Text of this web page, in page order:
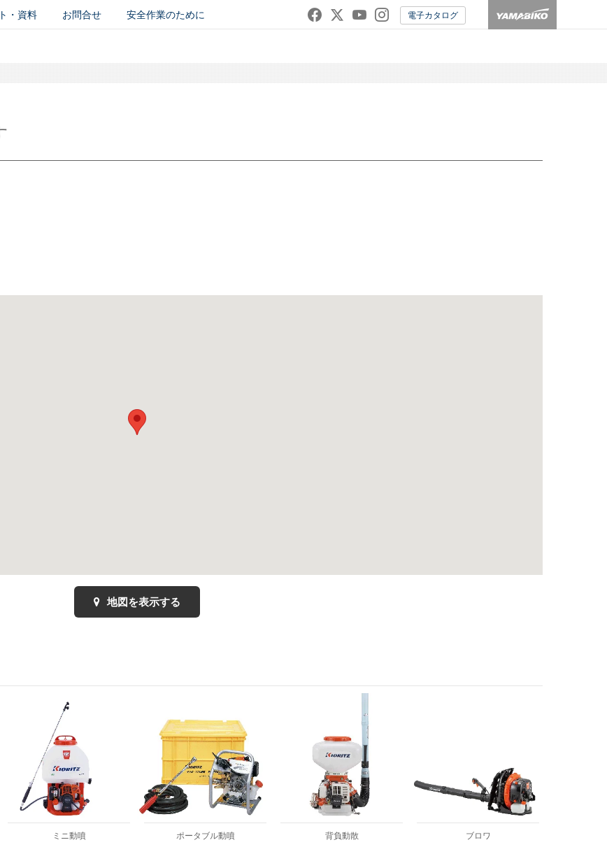
・資料 お問合せ 安全作業のために 電子カタログ
地図を表示する
ミニ動噴 ポータブル動噴 背負動散 ブロワ